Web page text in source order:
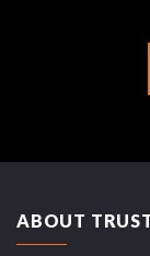
ABOUT